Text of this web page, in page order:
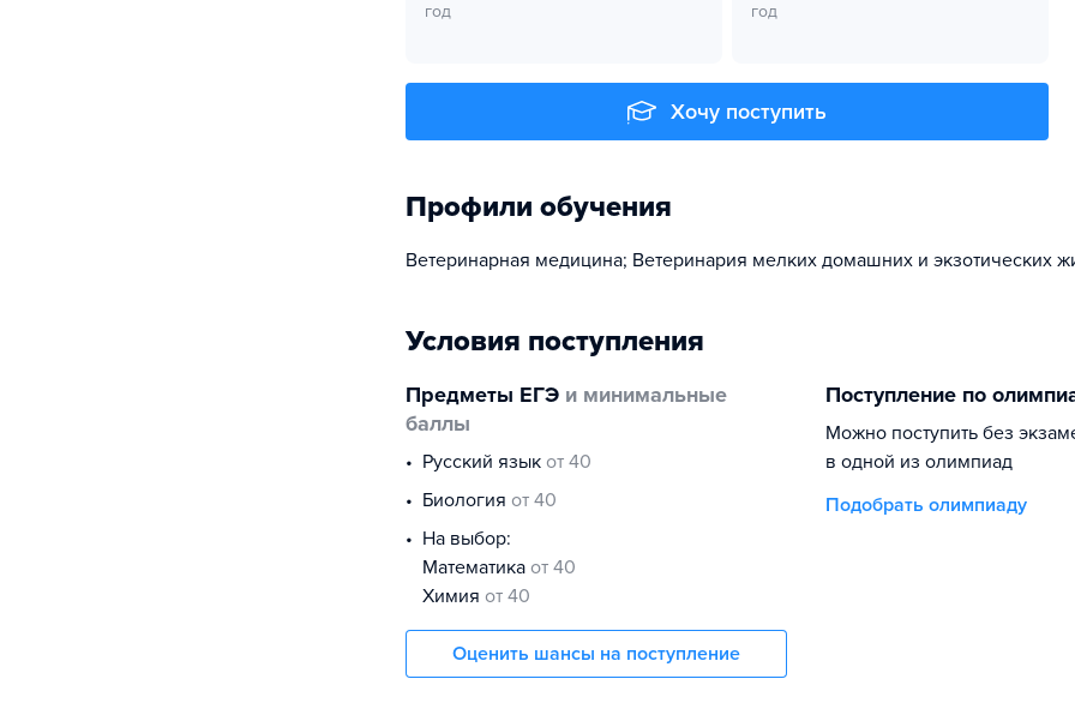
год
год
Хочу поступить
Профили обучения
Ветеринарная медицина; Ветеринария мелких домашних и экзотических
Условия поступления
Предметы ЕГЭ и минимальные
баллы
русский язык от 40
биология от 40
На выбор:
математика от 40
химия от 40
Оценить шансы на поступление
Поступление по
Можно поступить без
в одной из олимпиад
Подобрать олимпиаду